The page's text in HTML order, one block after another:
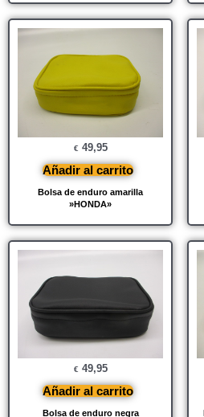
Bolsa de enduro amarilla
»HONDA»
€ 49,95
Añadir al carrito
Bolsa de enduro negra
€ 49,95
Añadir al carrito